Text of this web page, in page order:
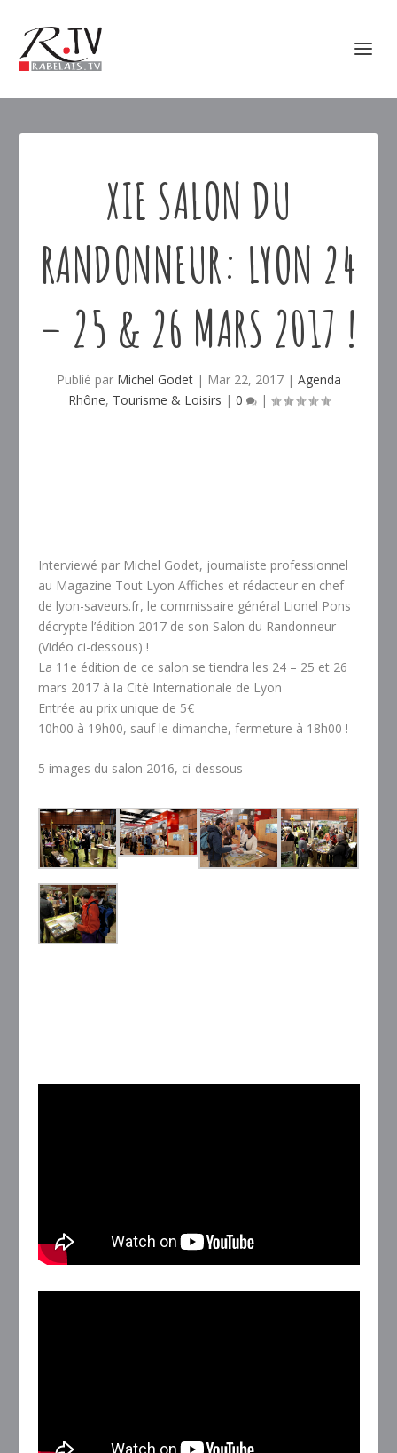
XIE SALON DU
RANDONNEUR: LYON 24
– 25 & 26 MARS 2017 !
Publié par Michel Godet| Mar 22, 2017| Agenda
Rhône, Tourisme & Loisirs | 0 |
Interviewé par Michel Godet, journaliste professionnel
au Magazine Tout Lyon Affiches et rédacteur en chef
de lyon-saveurs.fr, le commissaire général Lionel Pons
décrypte l’édition 2017 de son Salon du Randonneur
(Vidéo ci-dessous) !
La 11e édition de ce salon se tiendra les 24 – 25 et 26
mars 2017 à la Cité Internationale de Lyon
Entrée au prix unique de 5€
10h00 à 19h00, sauf le dimanche, fermeture à 18h00 !
5 images du salon 2016, ci-dessous